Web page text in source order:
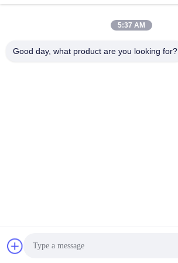
Η διεύθυνσή μας
SONGWEI, SHANG HAI, ΚΊΝΑ 201613
5:37 AM
Good day, what product are you looking for?